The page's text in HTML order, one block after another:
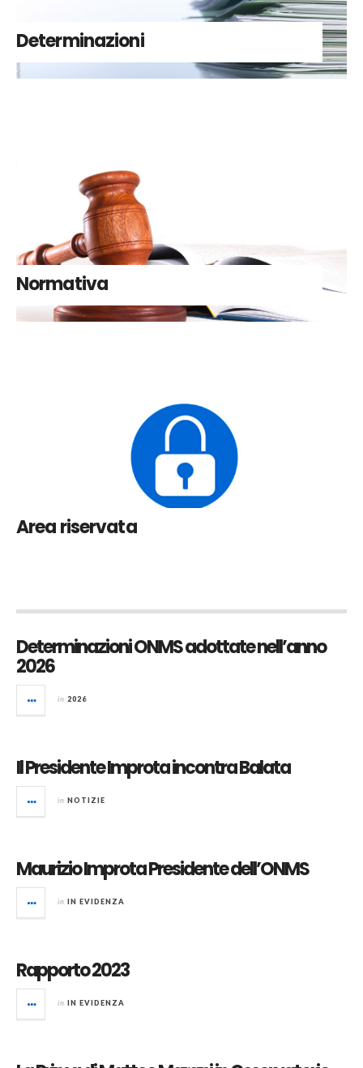
Determinazioni
Normativa
Area riservata
Determinazioni ONMS adottate nell’anno
2026
in 2026
Il Presidente Improta incontra Balata
in NOTIZIE
Maurizio Improta Presidente dell’ONMS
in IN EVIDENZA
Rapporto 2023
in IN EVIDENZA